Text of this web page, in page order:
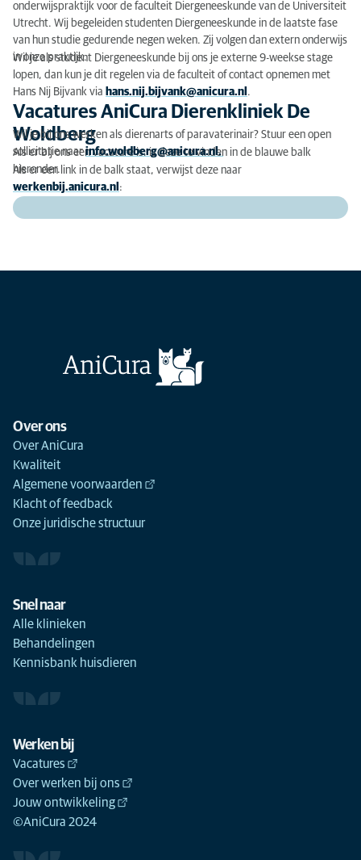
onderwijspraktijk voor de faculteit Diergeneeskunde van de Universiteit
Utrecht. Wij begeleiden studenten Diergeneeskunde in de laatste fase
van hun studie gedurende negen weken. Zij volgen dan extern onderwijs
in onze praktijk.
Wil je als student Diergeneeskunde bij ons je externe 9-weekse stage
lopen, dan kun je dit regelen via de faculteit of contact opnemen met
Hans Nij Bijvank via hans.nij.bijvank@anicura.nl .
Vacatures AniCura Dierenkliniek De
Woldberg
Wil je bij ons werken als dierenarts of paravaterinair? Stuur een open
sollicitatie naarinfo.woldberg@anicura.nl.
Als er bij ons een vacature is, is deze te vinden in de blauwe balk
hieronder.
Als er een link in de balk staat, verwijst deze naar
werkenbij.anicura.nl :
Over ons
Over AniCura
Kwaliteit
Algemene voorwaarden
Klacht of feedback
Onze juridische structuur
Snel naar
Alle klinieken
Behandelingen
Kennisbank huisdieren
Werken bij
Vacatures
Over werken bij ons
Jouw ontwikkeling
©AniCura 2024